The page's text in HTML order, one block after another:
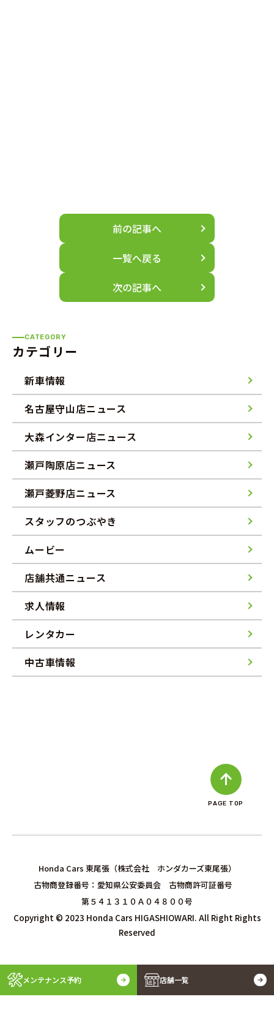
メンテナンス予約 店舗一覧
前の記事へ
一覧へ戻る
次の記事へ
CATEGORY
カテゴリー
新車情報
名古屋守山店ニュース
大森インター店ニュース
瀬戸陶原店ニュース
瀬戸菱野店ニュース
スタッフのつぶやき
ムービー
店舗共通ニュース
求人情報
レンタカー
中古車情報
PAGE TOP
Honda Cars 東尾張（株式会社 ホンダカーズ東尾張）
古物商登録番号：愛知県公安委員会 古物商許可証番号
第５４１３１０Ａ０４８００号
Copyright © 2023 Honda Cars HIGASHIOWARI. All Right Rights
Reserved